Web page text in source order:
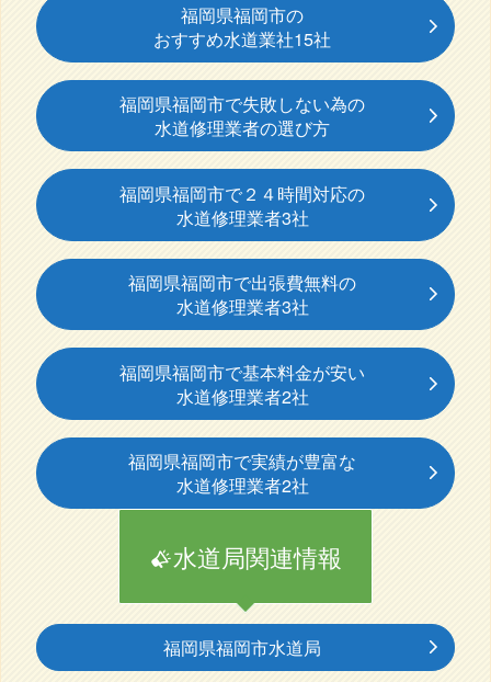
福岡県福岡市の
おすすめ水道業社15社
福岡県福岡市で失敗しない為の
水道修理業者の選び方
福岡県福岡市で２４時間対応の
水道修理業者3社
福岡県福岡市で出張費無料の
水道修理業者3社
福岡県福岡市で基本料金が安い
水道修理業者2社
福岡県福岡市で実績が豊富な
水道修理業者2社
水道局関連情報
福岡県福岡市水道局